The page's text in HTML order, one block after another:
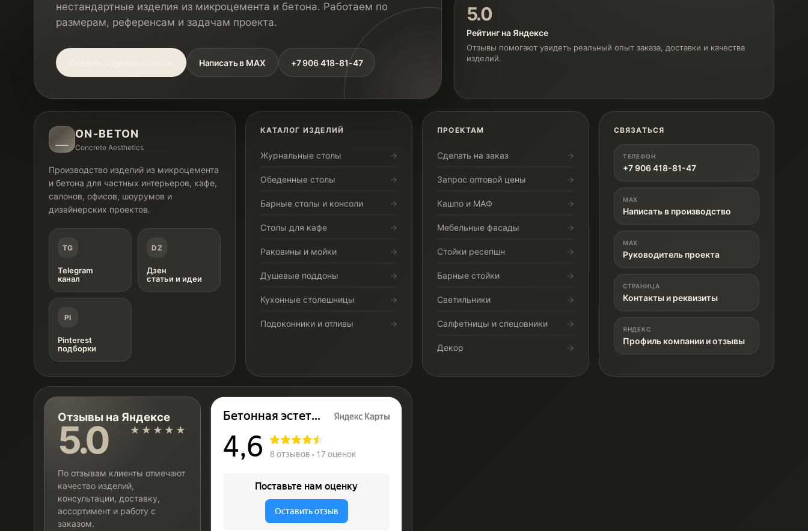
нестандартные изделия из микроцемента и бетона. Работаем по
размерам, референсам и задачам проекта.
Написать в MAX +7 906 418-81-47
5.0
Рейтинг на Яндексе
Отзывы помогают увидеть реальный опыт заказа, доставки и качества
изделий.
ON-BETON
Concrete Aesthetics
Производство изделий из микроцемента
и бетона для частных интерьеров, кафе,
салонов, офисов, шоурумов и
дизайнерских проектов.
TG
Telegram
канал
DZ
Дзен
статьи и идеи
PI
Pinterest
подборки
КАТАЛОГ ИЗДЕЛИЙ
Журнальные столы
Обеденные столы
Барные столы и консоли
Столы для кафе
Раковины и мойки
Душевые поддоны
Кухонные столешницы
Подоконники и отливы
ПРОЕКТАМ
Сделать на заказ
Запрос оптовой цены
Кашпо и МАФ
Мебельные фасады
Стойки ресепшн
Барные стойки
Светильники
Салфетницы и спецовники
Декор
СВЯЗАТЬСЯ
ТЕЛЕФОН
+7 906 418-81-47
MAX
Написать в производство
MAX
Руководитель проекта
СТРАНИЦА
Контакты и реквизиты
ЯНДЕКС
Профиль компании и отзывы
Отзывы на Яндексе
5.0 ★★★★★
По отзывам клиенты отмечают
качество изделий,
консультации, доставку,
ассортимент и работу с
заказом.